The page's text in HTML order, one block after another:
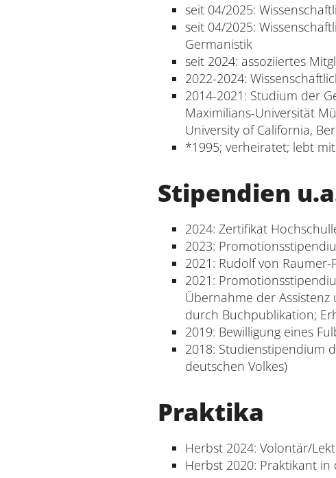
seit 04/2025:
seit 04/2025:
Germanistik
seit 2024: assoziiertes
2022-2024:
2014-2021: Studium der
Maximilians-Universität
University of California,
*1995; verheiratet; lebt
Stipendien
2024: Zertifikat
2023:
2021: Rudolf von
2021:
Übernahme der
durch Buchpublikation;
2019: Bewilligung eines
2018: Studienstipendium
deutschen Volkes)
Praktika
Herbst 2024: Volontär/
Herbst 2020: Praktikant